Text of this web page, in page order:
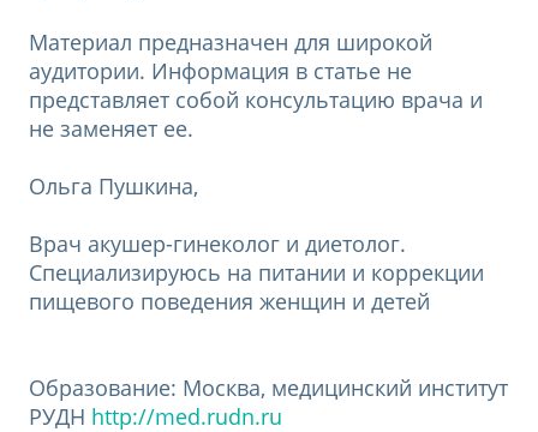
Материал предназначен для широкой
аудитории. Информация в статье не
представляет собой консультацию врача и
не заменяет ее.
Ольга Пушкина,
Врач акушер-гинеколог и диетолог.
Специализируюсь на питании и коррекции
пищевого поведения женщин и детей
Образование: Москва, медицинский институт
РУДН http://med.rudn.ru